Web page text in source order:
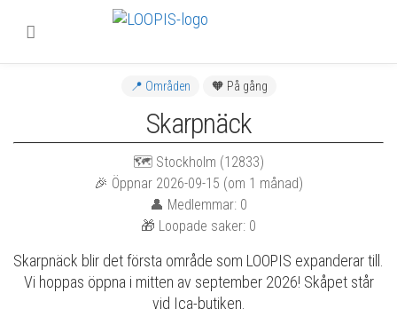
📍 Områden 🧡 På gång
Skarpnäck
🗺 Stockholm (12833)
🎉 Öppnar 2026-09-15 (om 1 månad)
👤 Medlemmar: 0
🎁 Loopade saker: 0
Skarpnäck blir det första område som LOOPIS expanderar till.
Vi hoppas öppna i mitten av september 2026! Skåpet står
vid Ica-butiken.